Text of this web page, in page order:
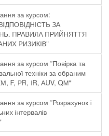
за курсом:
ЗА
ПРАВИЛА ПРИЙНЯТТЯ
РИЗИКІВ"
за курсом "Повірка та
техніки за обраним
F, РR, ІR, АUV, QМ"
за курсом "Розрахунок і
інтервалів